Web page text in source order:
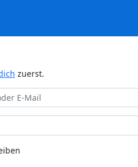
zuerst.